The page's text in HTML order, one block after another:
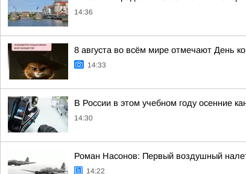
14:36
8 августа во всём мире отмечают День
14:33
В России в этом учебном году осенние
14:30
Роман Насонов: Первый воздушный
14:22